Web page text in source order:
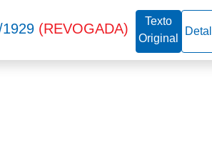
(REVOGADA)
Texto
Original